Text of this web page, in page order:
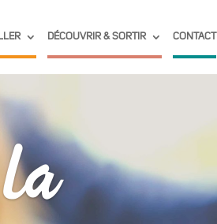
DÉCOUVRIR & SORTIR CONTACT